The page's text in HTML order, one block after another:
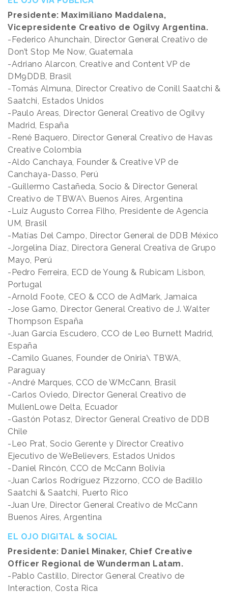
Presidente: Maximiliano Maddalena,
Vicepresidente Creativo de Ogilvy Argentina.
-Federico Ahunchain, Director General Creativo de
Don’t Stop Me Now, Guatemala
-Adriano Alarcon, Creative and Content VP de
DM9DDB, Brasil
-Tomás Almuna, Director Creativo de Conill Saatchi &
Saatchi, Estados Unidos
-Paulo Areas, Director General Creativo de Ogilvy
Madrid, España
-René Baquero, Director General Creativo de Havas
Creative Colombia
-Aldo Canchaya, Founder & Creative VP de
Canchaya-Dasso, Perú
-Guillermo Castañeda, Socio & Director General
Creativo de TBWA\ Buenos Aires, Argentina
-Luiz Augusto Correa Filho, Presidente de Agencia
UM, Brasil
-Matías Del Campo, Director General de DDB México
-Jorgelina Díaz, Directora General Creativa de Grupo
Mayo, Perú
-Pedro Ferreira, ECD de Young & Rubicam Lisbon,
Portugal
-Arnold Foote, CEO & CCO de AdMark, Jamaica
-Jose Gamo, Director General Creativo de J. Walter
Thompson España
-Juan García Escudero, CCO de Leo Burnett Madrid,
España
-Camilo Guanes, Founder de Oniria\ TBWA,
Paraguay
-André Marques, CCO de WMcCann, Brasil
-Carlos Oviedo, Director General Creativo de
MullenLowe Delta, Ecuador
-Gastón Potasz, Director General Creativo de DDB
Chile
-Leo Prat, Socio Gerente y Director Creativo
Ejecutivo de WeBelievers, Estados Unidos
-Daniel Rincón, CCO de McCann Bolivia
-Juan Carlos Rodríguez Pizzorno, CCO de Badillo
Saatchi & Saatchi, Puerto Rico
-Juan Ure, Director General Creativo de McCann
Buenos Aires, Argentina
EL OJO DIGITAL & SOCIAL
Presidente: Daniel Minaker, Chief Creative
Officer Regional de Wunderman Latam.
-Pablo Castillo, Director General Creativo de
Interaction, Costa Rica